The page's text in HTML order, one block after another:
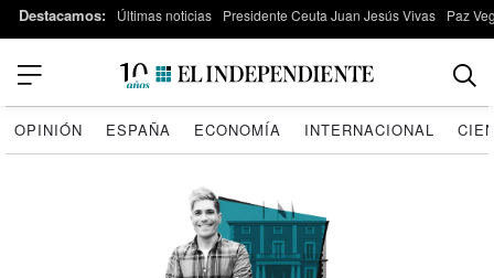
Destacamos: Últimas noticias Presidente Ceuta Juan Jesús Vivas Paz
OPINIÓN ESPAÑA ECONOMÍA INTERNACIONAL